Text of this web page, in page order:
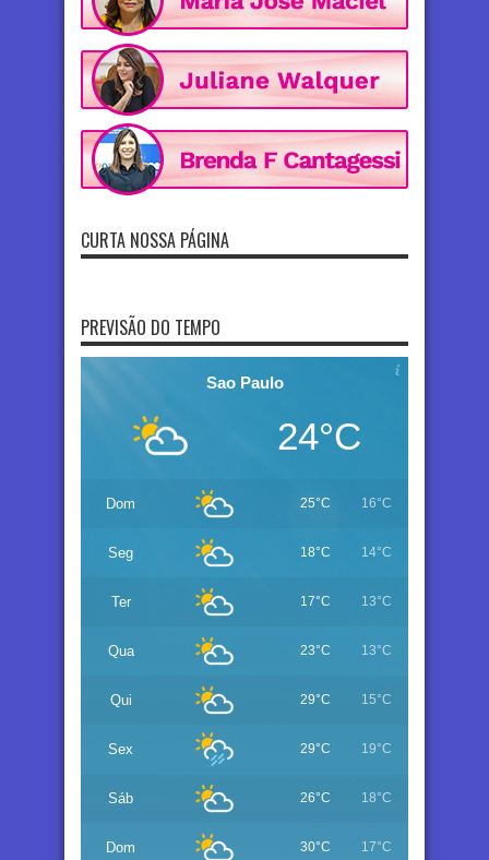
CURTA NOSSA PÁGINA
PREVISÃO DO TEMPO
Sao Paulo
24°C
Dom 25°C 16°C
Seg 18°C 14°C
Ter 17°C 13°C
Qua 23°C 13°C
Qui 29°C 15°C
Sex 29°C 19°C
Sáb 26°C 18°C
Dom 30°C 17°C